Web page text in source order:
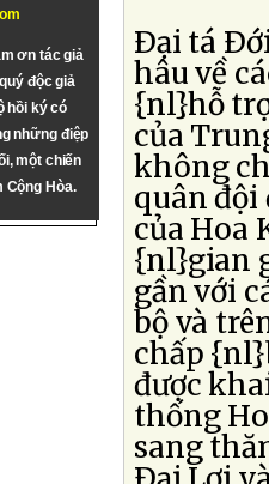
ơn tác giả
độc giả
hồi ký có
những điệp
một chiến
Cộng Hòa.
Ðại tá
hâu về
{nl}hỗ
của
không
quân đội
của Hoa
{nl}gian
gần với
bộ và
chấp
được
thống
sang